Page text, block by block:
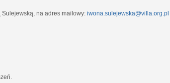
na adres mailowy: iwona.sulejewska@villa.org.pl